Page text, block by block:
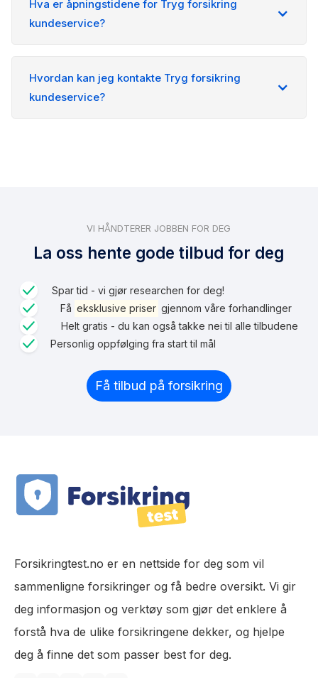
Hva er åpningstidene for Tryg forsikring
kundeservice?
Hvordan kan jeg kontakte Tryg forsikring
kundeservice?
VI HÅNDTERER JOBBEN FOR DEG
La oss hente gode tilbud for deg
Spar tid - vi gjør researchen for deg!
Få eksklusive priser gjennom våre forhandlinger
Helt gratis - du kan også takke nei til alle tilbudene
Personlig oppfølging fra start til mål
Få tilbud på forsikring
Forsikringtest.no er en nettside for deg som vil
sammenligne forsikringer og få bedre oversikt. Vi gir
deg informasjon og verktøy som gjør det enklere å
forstå hva de ulike forsikringene dekker, og hjelpe
deg å finne det som passer best for deg.